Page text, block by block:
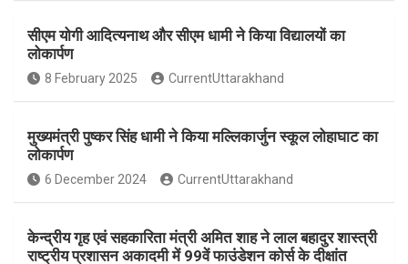
ce
b
o
o
k
s
A
p
p
ar
e
सीएम योगी आदित्यनाथ और सीएम धामी ने किया विद्यालयों का
लोकार्पण
8 February 2025 CurrentUttarakhand
मुख्यमंत्री पुष्कर सिंह धामी ने किया मल्लिकार्जुन स्कूल लोहाघाट का
लोकार्पण
6 December 2024 CurrentUttarakhand
केन्द्रीय गृह एवं सहकारिता मंत्री अमित शाह ने लाल बहादुर शास्त्री
राष्ट्रीय प्रशासन अकादमी में 99वें फाउंडेशन कोर्स के दीक्षांत